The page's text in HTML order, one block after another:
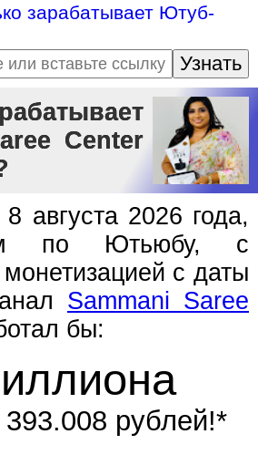
зарабатывает Ютуб-
Узнать
Center
августа 2026 года,
по Ютьюбу, с
с даты
Sammani Saree
бы:
рублей!*